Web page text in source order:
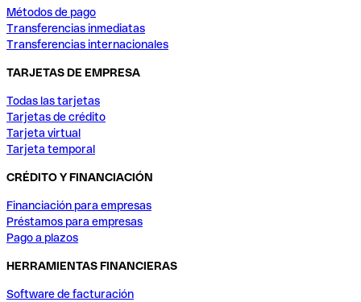
Métodos de pago
Transferencias inmediatas
Transferencias internacionales
TARJETAS DE EMPRESA
Todas las tarjetas
Tarjetas de crédito
Tarjeta virtual
Tarjeta temporal
CRÉDITO Y FINANCIACIÓN
Financiación para empresas
Préstamos para empresas
Pago a plazos
HERRAMIENTAS FINANCIERAS
Software de facturación